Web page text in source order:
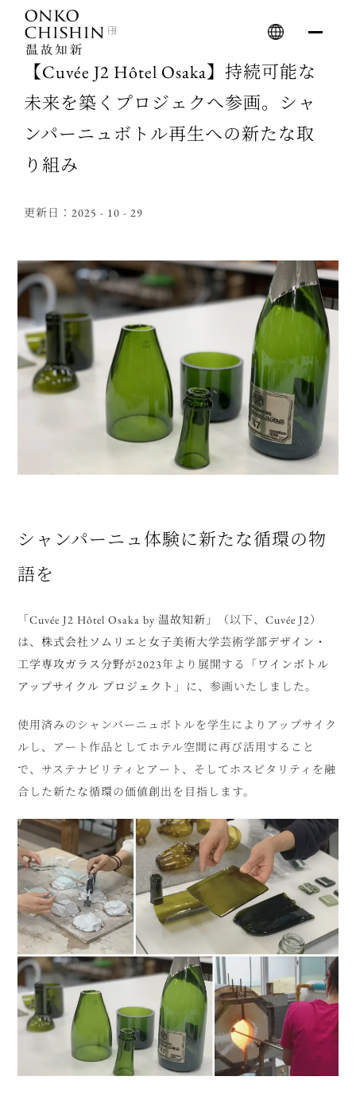
content
【Cuvée J2 Hôtel Osaka】持続可能な
未来を築くプロジェクへ参画。シャ
ンパーニュボトル再生への新たな取
り組み
更新日：2025 - 10 - 29
シャンパーニュ体験に新たな循環の物
語を
「Cuvée J2 Hôtel Osaka by 温故知新」
（以下、Cuvée J2）
は、株式会社ソムリエ と女子美術大学芸術学部デザイン・
工学専攻ガラス分野が2023年より展開する
「ワインボトル
アップサイクル プロジェクト」
に、参画いたしました。
使用済みのシャンパーニュボトルを学生によりアップサイク
ルし、アート作品としてホテル空間に再び活用すること
で、サステナビリティとアート、そしてホスピタリティを融
合した新たな循環の価値創出を目指します。